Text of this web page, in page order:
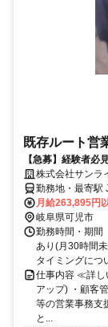
既存ルート営
【急募】経験者
株式会社サンラ
勤務地・最寄駅
月給263,895円
岐阜県可児市
勤務時間・期間
あり(月30時間
タイミングにつ
仕事内容 ≪詳し
アップ) ・顧客
等の営業事務支
と...